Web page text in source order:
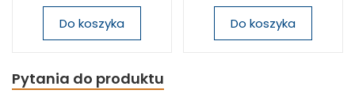
Do koszyka Do koszyka
Pytania do produktu